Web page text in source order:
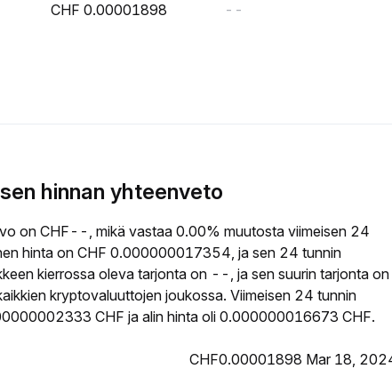
0.00001898 --
hinnan yhteenveto
on CHF--, mikä vastaa 0.00% muutosta viimeisen 24
hinta on CHF 0.000000017354, ja sen 24 tunnin
kierrossa oleva tarjonta on --, ja sen suurin tarjonta on
kryptovaluuttojen joukossa. Viimeisen 24 tunnin
CHF ja alin hinta oli 0.000000016673 CHF.
CHF0.00001898 Mar 18,